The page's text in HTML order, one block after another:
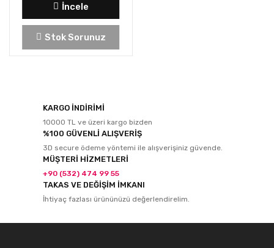
İncele
Stok Sorunuz
KARGO İNDİRİMİ
10000 TL ve üzeri kargo bizden
%100 GÜVENLİ ALIŞVERİŞ
3D secure ödeme yöntemi ile alışverişiniz güvende.
MÜŞTERİ HİZMETLERİ
+90 (532) 474 99 55
TAKAS VE DEĞİŞİM İMKANI
İhtiyaç fazlası ürününüzü değerlendirelim.